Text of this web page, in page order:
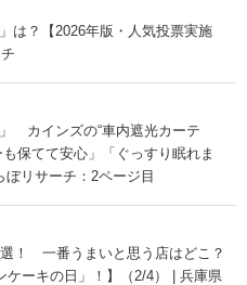
は？【2026年版・人気投票実施
カインズの“車内遮光カーテ
保てて安心」「ぐっすり眠れま
リサーチ：2ページ目
！ 一番うまいと思う店はどこ？
ケーキの日」！】（2/4） | 兵庫県